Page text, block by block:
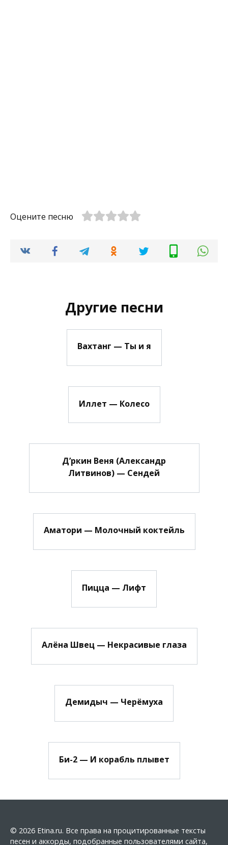
Оцените песню
Другие песни
Вахтанг — Ты и я
Иллет — Колесо
Д’ркин Веня (Александр
Литвинов) — Сендей
Аматори — Молочный коктейль
Пицца — Лифт
Алёна Швец — Некрасивые глаза
Демидыч — Черёмуха
Би-2 — И корабль плывет
© 2026 Etina.ru. Все права на процитированные тексты
песен и аккорды, подобранные пользователями сайта,